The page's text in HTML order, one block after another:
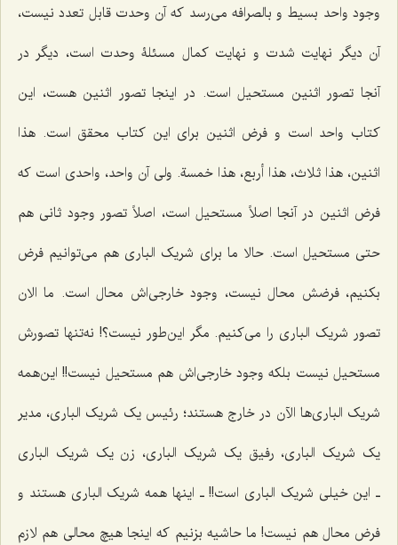
وجود واحد بسیط و بالصرافه می‌رسد که آن وحدت قابل تعدد نیست،
آن دیگر نهایت شدت و نهایت کمال مسئلۀ وحدت است، دیگر در
آنجا تصور اثنین مستحیل است. در اینجا تصور اثنین هست، این
کتاب واحد است و فرض اثنین براى این کتاب محقق است. هذا
اثنین، هذا ثلاث، هذا أربع، هذا خمسة. ولى آن واحد، واحدى است که
فرض اثنین در آنجا اصلاً مستحیل است، اصلاً تصور وجود ثانى هم
حتی مستحیل است. حالا ما براى شریک البارى هم مى‌توانیم فرض
بکنیم، فرضش محال نیست، وجود خارجی‌اش محال است. ما الان
تصور شریک البارى را مى‌کنیم. مگر این‌طور نیست؟! نه‌تنها تصورش
مستحیل نیست بلکه وجود خارجی‌اش هم مستحیل نیست!! این‌همه
شریک الباری‌ها الآن در خارج هستند؛ رئیس یک شریک البارى، مدیر
یک شریک البارى، رفیق یک شریک البارى، زن یک شریک البارى
ـ این خیلی شریک الباری است!! ـ اینها همه شریک البارى هستند و
فرض محال هم نیست! ما حاشیه بزنیم که اینجا هیچ محالى هم لازم